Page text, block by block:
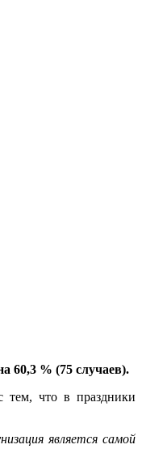
60,3 % (75 случаев).
тем, что в праздники
является самой